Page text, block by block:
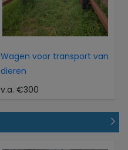
Wagen voor transport van
dieren
v.a. €300